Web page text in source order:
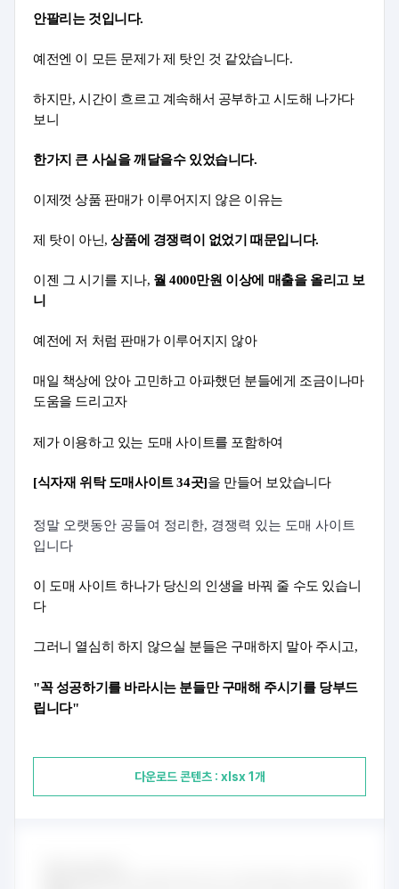
안팔리는 것입니다.
예전엔 이 모든 문제가 제 탓인 것 같았습니다.
하지만, 시간이 흐르고 계속해서 공부하고 시도해 나가다
보니
한가지 큰 사실을 깨달을수 있었습니다.
이제껏 상품 판매가 이루어지지 않은 이유는
제 탓이 아닌, 상품에 경쟁력이 없었기 때문입니다.
이젠 그 시기를 지나, 월 4000만원 이상에 매출을 올리고 보
니
예전에 저 처럼 판매가 이루어지지 않아
매일 책상에 앉아 고민하고 아파했던 분들에게 조금이나마
도움을 드리고자
제가 이용하고 있는 도매 사이트를 포함하여
[식자재 위탁 도매사이트 34곳]을 만들어 보았습니다
정말 오랫동안 공들여 정리한, 경쟁력 있는 도매 사이트
입니다
이 도매 사이트 하나가 당신의 인생을 바꿔 줄 수도 있습니
다
그러니 열심히 하지 않으실 분들은 구매하지 말아 주시고,
"꼭 성공하기를 바라시는 분들만 구매해 주시기를 당부드
립니다"
다운로드 콘텐츠 : xlsx 1개